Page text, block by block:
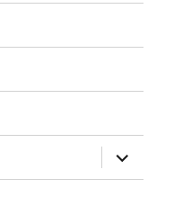
laienda